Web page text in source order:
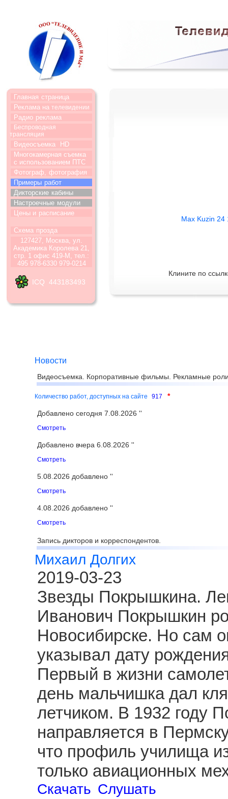
Главная страница
Реклама на телевидении
Радио реклама
Беспроводная
трансляция
Видеосъемка
HD
Многокамерная съемка
с использованием ПТС
Фотограф, фотография
Примеры работ
Дикторские кабины
Настроечные модули
Цены и расписание
Схема прозда
127427, Москва, ул.
Академика Королева 21,
стр. 1 офис 419-М, тел.:
495 978-6330 979-0214
ICQ 443183493
Max Kuzin 24
Клините по
Новости
Видеосъемка. Корпоративные фильмы. Рекламные
Количество работ, доступных на сайте 917 *
Добавлено сегодня 7.08.2026 ''
Смотреть
Добавлено вчера 6.08.2026 ''
Смотреть
5.08.2026 добавлено ''
Смотреть
4.08.2026 добавлено ''
Смотреть
Запись дикторов и корреспондентов.
Михаил Долгих
2019-03-23
Звезды Покрышкина.
Иванович Покрышкин
Новосибирске. Но сам
указывал дату
Первый в жизни
день мальчишка дал
летчиком. В 1932 году
направляется в
что профиль училища
только авиационных
Скачать Слушать